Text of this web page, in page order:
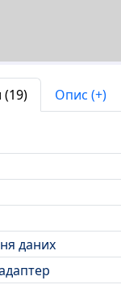
(19) Опис (+)
даних